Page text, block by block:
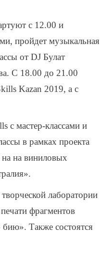
с 12.00 и
пройдет музыкальная
от DJ Булат
С 18.00 до 21.00
Kazan 2019, а с
с мастер-классами и
в рамках проекта
на виниловых
лаборатории
фрагментов
бию». Также состоятся